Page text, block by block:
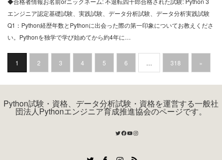
エンジニア認定基礎試験、実践試験、データ分析試験、データ分析実践試験
Q1：Python経歴年数とPythonに出会った際の第一印象についてお教えくださ
い。Pythonを独学で学び始めてから約4年に…
1 2 3 4 5 6 … 318 »
Python試験・資格、データ分析試験・資格を運営する一般社
団法人Pythonエンジニア育成推進協会のページです。
Twitter
Facebook
YouTube
Instagram
RSS